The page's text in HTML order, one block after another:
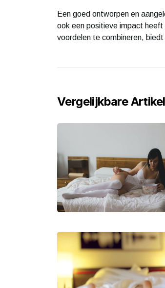
Een goed ontworpen en
ook een positieve impact heeft
voordelen te combineren,
Vergelijkbare